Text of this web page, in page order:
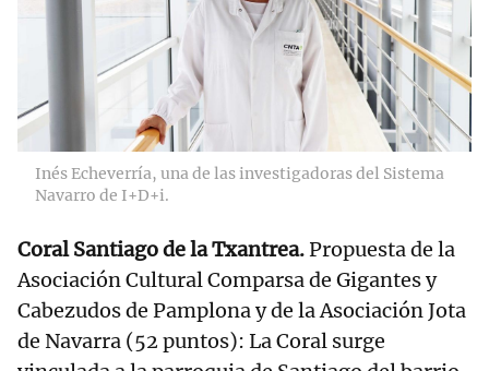
Inés Echeverría, una de las investigadoras del Sistema
Navarro de I+D+i.
Coral Santiago de la Txantrea.Propuesta de la
Asociación Cultural Comparsa de Gigantes y
Cabezudos de Pamplona y de la Asociación Jota
de Navarra (52 puntos): La Coral surge